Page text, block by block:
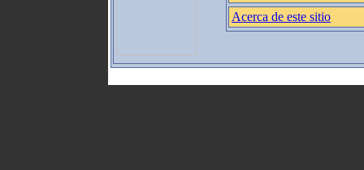
Acerca de este sitio